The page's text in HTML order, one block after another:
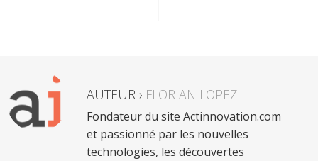
AUTEUR › FLORIAN LOPEZ
Fondateur du site Actinnovation.com
et passionné par les nouvelles
technologies, les découvertes